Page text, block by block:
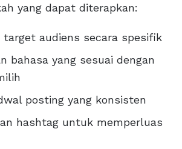
yang dapat diterapkan:
target audiens secara spesifik
bahasa yang sesuai dengan
posting yang konsisten
hashtag untuk memperluas